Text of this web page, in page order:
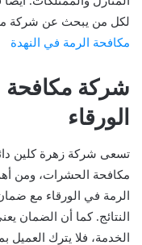
لكل من يبحث عن شركة
مكافحة الرمة في النهدة
شركة مكافحة
الورقاء
تسعى شركة زهرة كلين
مكافحة الحشرات، ومن
الرمة في الورقاء مع
النتائج. كما أن الضمان
الخدمة، فلا يترك